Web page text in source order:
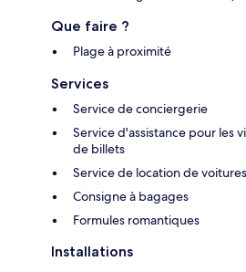
Que faire ?
Plage à proximité
Services
Service de conciergerie
Service d'assistance pour les
de billets
Service de location de
Consigne à bagages
Formules romantiques
Installations